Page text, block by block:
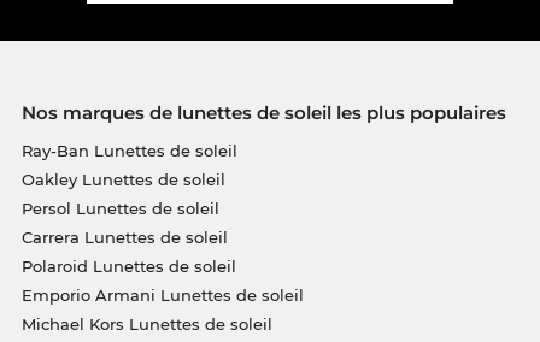
Nos marques de lunettes de soleil les plus populaires
Ray-Ban Lunettes de soleil
Oakley Lunettes de soleil
Persol Lunettes de soleil
Carrera Lunettes de soleil
Polaroid Lunettes de soleil
Emporio Armani Lunettes de soleil
Michael Kors Lunettes de soleil